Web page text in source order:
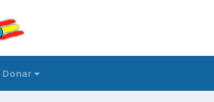
Donar